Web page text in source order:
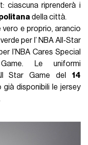
ciascuna riprenderà i
della città.
vero e proprio, arancio
per l’ NBA All-Star
l’NBA Cares Special
Le uniformi
Star Game del 14
disponibili le jersey